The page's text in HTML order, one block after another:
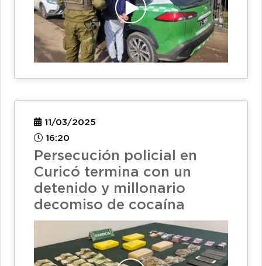
11/03/2025
16:20
Persecución policial en
Curicó termina con un
detenido y millonario
decomiso de cocaína